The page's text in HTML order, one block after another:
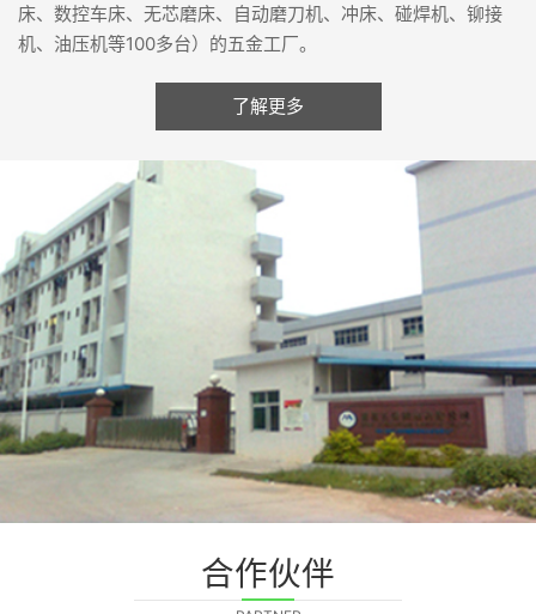
床、数控车床、无芯磨床、自动磨刀机、冲床、碰焊机、铆接
机、油压机等100多台）的五金工厂。
了解更多
合作伙伴